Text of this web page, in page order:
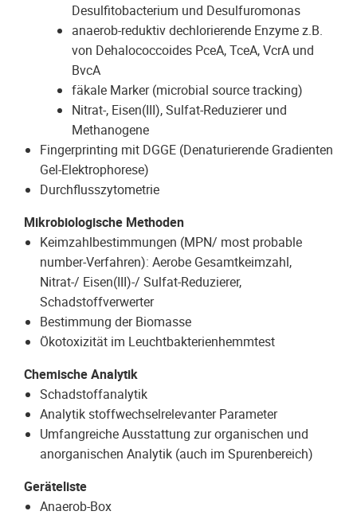
Desulfitobacterium und Desulfuromonas
anaerob-reduktiv dechlorierende Enzyme z.B.
von Dehalococcoides PceA, TceA, VcrA und
BvcA
fäkale Marker (microbial source tracking)
Nitrat-, Eisen(III), Sulfat-Reduzierer und
Methanogene
Fingerprinting mit DGGE (Denaturierende Gradienten
Gel-Elektrophorese)
Durchflusszytometrie
Mikrobiologische Methoden
Keimzahlbestimmungen (MPN/ most probable
number-Verfahren): Aerobe Gesamtkeimzahl,
Nitrat-/ Eisen(III)-/ Sulfat-Reduzierer,
Schadstoffverwerter
Bestimmung der Biomasse
Ökotoxizität im Leuchtbakterienhemmtest
Chemische Analytik
Schadstoffanalytik
Analytik stoffwechselrelevanter Parameter
Umfangreiche Ausstattung zur organischen und
anorganischen Analytik (auch im Spurenbereich)
Geräteliste
Anaerob-Box